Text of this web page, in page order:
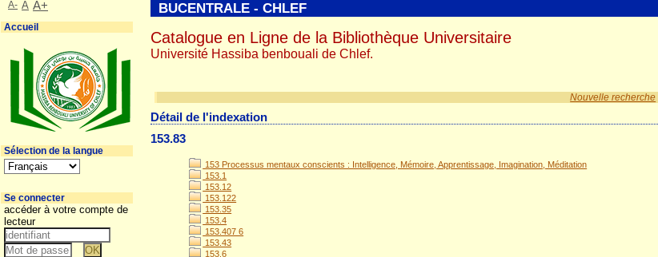
Nouvelle recherche
Détail de l'indexation
153.83
153 Processus mentaux conscients : Intelligence, Mémoire, Apprentissage, Imagination, Méditation
153.1
153.12
153.122
153.35
153.4
153.407 6
153.43
153.6
BUCENTRALE - CHLEF
Catalogue en Ligne de la Bibliothèque Universitaire
Université Hassiba benbouali de Chlef.
A- A A+
Accueil
Sélection de la langue
Se connecter
accéder à votre compte de
lecteur